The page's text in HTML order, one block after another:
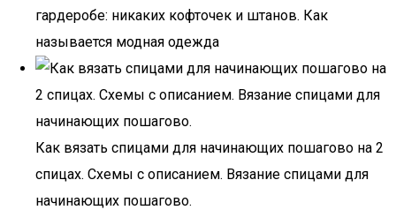
гардеробе: никаких кофточек и штанов. Как
называется модная одежда
Как вязать спицами для начинающих пошагово на 2
спицах. Схемы с описанием. Вязание спицами для
начинающих пошагово.